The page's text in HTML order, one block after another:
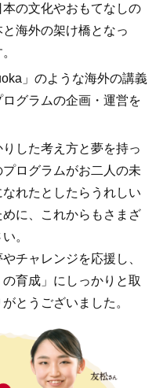
の文化やおもてなしの
海外の架け橋となっ
」のような海外の講義
グラムの企画・運営を
した考え方と夢を持っ
ログラムがお二人の未
れたとしたらうれしい
に、これからもさまざ
。
チャレンジを応援し、
育成」にしっかりと取
とうございました。